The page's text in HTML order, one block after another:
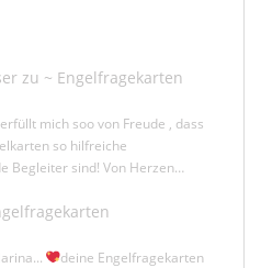
zu ~ Engelfragekarten
mich soo von Freude , dass
so hilfreiche
Begleiter sind! Von Herzen…
deine Engelfragekarten